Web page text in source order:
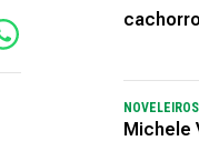
NOVELEIROS
Michele